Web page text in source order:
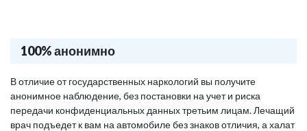
100% анонимно
В отличие от государственных наркологий вы получите
анонимное наблюдение, без постановки на учет и риска
передачи конфиденциальных данных третьим лицам. Лечащий
врач подъедет к вам на автомобиле без знаков отличия, а халат